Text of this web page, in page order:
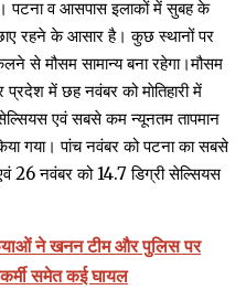
पटना व आसपास इलाकों में सुबह के
रहने के आसार है। कुछ स्थानों पर
से मौसम सामान्य बना रहेगा।मौसम
में छह नवंबर को माेतिहारी में
एवं सबसे कम न्यूनतम तापमान
गया। पांच नवंबर को पटना का सबसे
26 नवंबर को 14.7 डिग्री सेल्सियस
ने खनन टीम और पुलिस पर
समेत कई घायल